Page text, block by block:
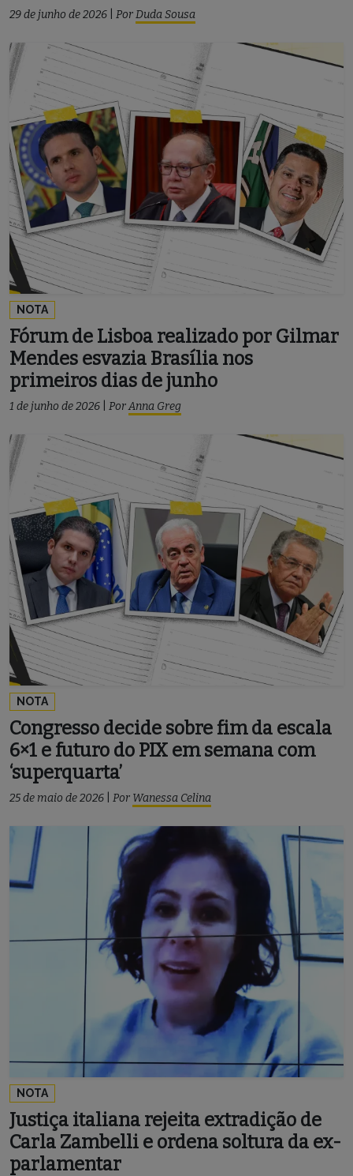
29 de junho de 2026 PorDuda Sousa
NOTA
Fórum de Lisboa realizado por Gilmar
Mendes esvazia Brasília nos
primeiros dias de junho
1 de junho de 2026 PorAnna Greg
NOTA
Congresso decide sobre fim da escala
6×1 e futuro do PIX em semana com
‘superquarta’
25 de maio de 2026 Por Wanessa Celina
NOTA
Justiça italiana rejeita extradição de
Carla Zambelli e ordena soltura da ex-
parlamentar